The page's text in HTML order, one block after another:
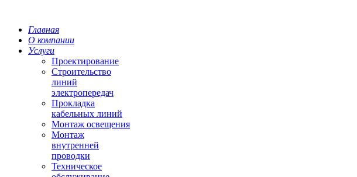
Главная
О компании
Услуги
Проектирование
Строительство
линий
электропередач
Прокладка
кабельных линий
Монтаж освещения
Монтаж
внутренней
проводки
Техническое